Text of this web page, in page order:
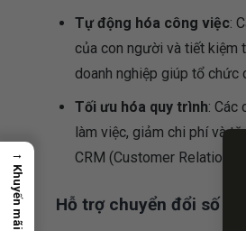
Tự động hóa công việc:
của con người và tiết kiệm
doanh nghiệp giúp tổ chức
Tối ưu hóa quy trình: Các
làm việc, giảm chi phí và
CRM (Customer
Hỗ trợ chuyển đổi số
→
Khuyến mãi